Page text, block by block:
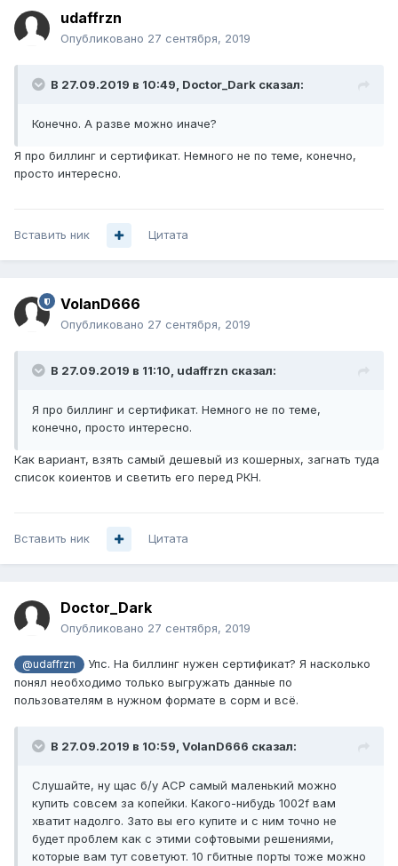
udaffrzn
Опубликовано 27 сентября, 2019
В 27.09.2019 в 10:49, Doctor_Dark сказал:
Конечно. А разве можно иначе?
Я про биллинг и сертификат. Немного не по теме, конечно,
просто интересно.
Вставить ник Цитата
VolanD666
Опубликовано 27 сентября, 2019
В 27.09.2019 в 11:10, udaffrzn сказал:
Я про биллинг и сертификат. Немного не по теме,
конечно, просто интересно.
Как вариант, взять самый дешевый из кошерных, загнать туда
список коиентов и светить его перед РКН.
Вставить ник Цитата
Doctor_Dark
Опубликовано 27 сентября, 2019
@udaffrzn
Упс. На биллинг нужен сертификат? Я насколько
понял необходимо только выгружать данные по
пользователям в нужном формате в сорм и всё.
В 27.09.2019 в 10:59, VolanD666 сказал:
Слушайте, ну щас б/у АСР самый маленький можно
купить совсем за копейки. Какого-нибудь 1002f вам
хватит надолго. Зато вы его купите и с ним точно не
будет проблем как с этими софтовыми решениями,
которые вам тут советуют. 10 гбитные порты тоже можно